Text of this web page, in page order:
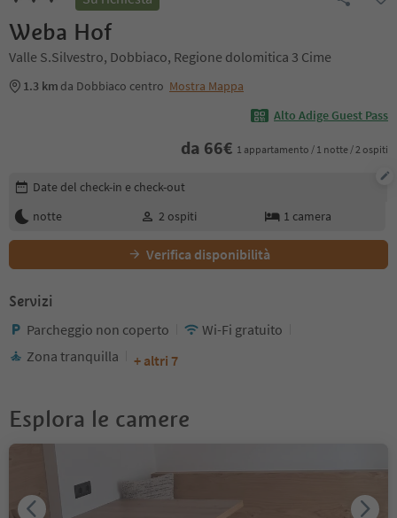
Weba Hof
Valle S.Silvestro, Dobbiaco, Regione dolomitica 3 Cime
1.3 km da Dobbiaco centro Mostra Mappa
Alto Adige Guest Pass
da 66€ 1 appartamento / 1 notte / 2 ospiti
Modifica i dettagli della prenotazione
Date del check-in e check-out
notte
2 ospiti 1 camera
Verifica disponibilità
Servizi
Parcheggio non coperto
Wi-Fi gratuito
Zona tranquilla
+ altri 7
Esplora le camere